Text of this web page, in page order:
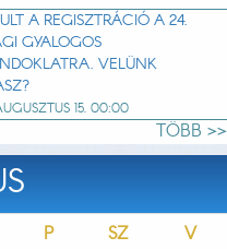
A REGISZTRÁCIÓ A 24.
GYALOGOS
VELÜNK
15. 00:00
TÖBB >>
P SZ
V